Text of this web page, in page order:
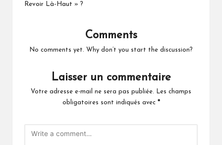
Revoir Là-Haut » ?
Comments
No comments yet. Why don’t you start the discussion?
Laisser un commentaire
Votre adresse e-mail ne sera pas publiée.
Les champs
obligatoires sont indiqués avec *